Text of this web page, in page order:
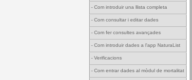
- Com introduir una llista completa
- Com consultar i editar dades
- Com fer consultes avançades
- Com introduir dades a l'app NaturaList
- Verificacions
- Com entrar dades al mòdul de mortalitat